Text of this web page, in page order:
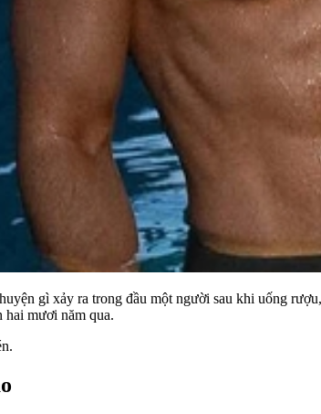
gì xảy ra trong đầu một người sau khi uống
hai mươi năm qua.